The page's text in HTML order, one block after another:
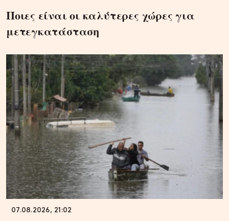
Ποιες είναι οι καλύτερες χώρες για
μετεγκατάσταση
07.08.2026, 21:02